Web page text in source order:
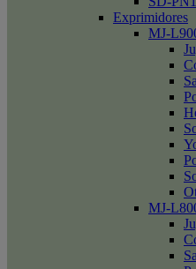
Exprimidores
MJ-
MJ-